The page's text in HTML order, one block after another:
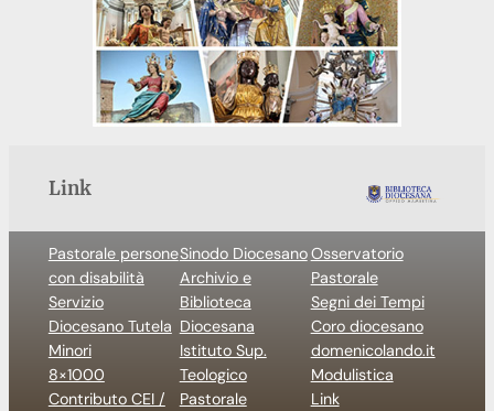
Link
Pastorale persone
con disabilità
Servizio
Diocesano Tutela
Minori
8×1000
Contributo CEI /
Sinodo Diocesano
Archivio e
Biblioteca
Diocesana
Istituto Sup.
Teologico
Pastorale
Osservatorio
Pastorale
Segni dei Tempi
Coro diocesano
domenicolando.it
Modulistica
Link